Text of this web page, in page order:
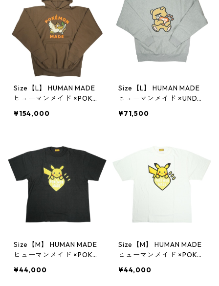
Size【L】 HUMAN MADE
ヒューマンメイド ×POKE
WEIGHT HOODIE BROW
使用品】 20832887
¥154,000
Size【L】 HUMAN MADE
ヒューマンメイド ×UNDE
EIGHT SWEATSHIRT XX3
品・未使用品】 2083229
4
¥71,500
Size【M】 HUMAN MADE
ヒューマンメイド ×POKE
IC T-SHIRT BLACK 心斎橋
¥44,000
Size【M】 HUMAN MADE
ヒューマンメイド ×POKE
IC T-SHIRT WHITE 心斎橋
¥44,000